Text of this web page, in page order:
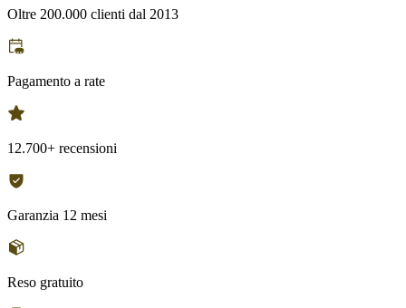
Oltre 200.000 clienti dal 2013
Pagamento a rate
12.700+ recensioni
Garanzia 12 mesi
Reso gratuito